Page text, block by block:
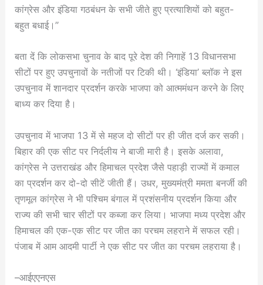
कांग्रेस और इंडिया गठबंधन के सभी जीते हुए प्रत्याशियों को बहुत-
बहुत बधाई।”
बता दें कि लोकसभा चुनाव के बाद पूरे देश की निगाहें 13 विधानसभा
सीटों पर हुए उपचुनावों के नतीजों पर टिकी थी। ‘इंडिया’ ब्लॉक ने इस
उपचुनाव में शानदार प्रदर्शन करके भाजपा को आत्ममंथन करने के लिए
बाध्य कर दिया है।
उपचुनाव में भाजपा 13 में से महज दो सीटों पर ही जीत दर्ज कर सकी।
बिहार की एक सीट पर निर्दलीय ने बाजी मारी है। इसके अलावा,
कांग्रेस ने उत्तराखंड और हिमाचल प्रदेश जैसे पहाड़ी राज्यों में कमाल
का प्रदर्शन कर दो-दो सीटें जीती हैं। उधर, मुख्यमंत्री ममता बनर्जी की
तृणमूल कांग्रेस ने भी पश्चिम बंगाल में प्रशंसनीय प्रदर्शन किया और
राज्य की सभी चार सीटों पर कब्जा कर लिया। भाजपा मध्य प्रदेश और
हिमाचल की एक-एक सीट पर जीत का परचम लहराने में सफल रही।
पंजाब में आम आदमी पार्टी ने एक सीट पर जीत का परचम लहराया है।
–आईएएनएस